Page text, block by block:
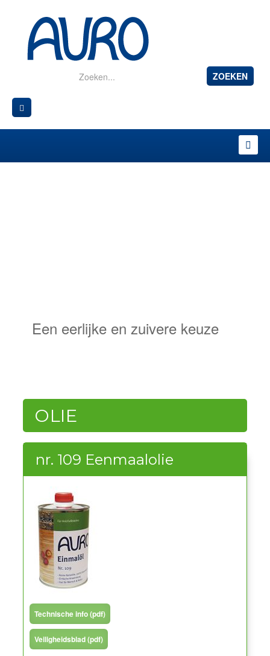
ZOEKEN
Een eerlijke en zuivere keuze
OLIE
nr. 109 Eenmaalolie
Technische info (pdf)
Veiligheidsblad (pdf)